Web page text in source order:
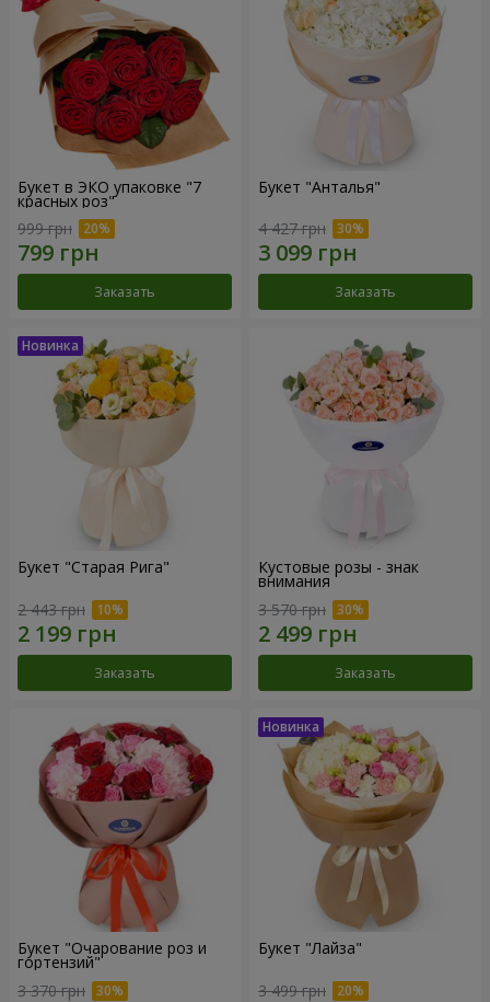
Букет в ЭКО упаковке "7
красных роз"
999 грн
Заказать
Букет "Анталья"
4 427 грн
Заказать
Букет "Старая Рига"
2 443 грн
Заказать
Кустовые розы - знак
внимания
3 570 грн
Заказать
Букет "Очарование роз и
гортензий"
3 370 грн
Букет "Лайза"
3 499 грн